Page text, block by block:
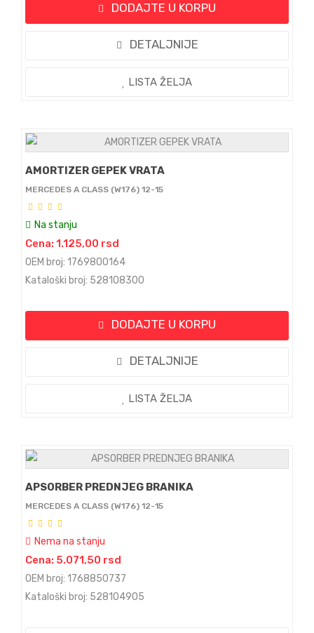
DODAJTE U KORPU
DETALJNIJE
LISTA ŽELJA
AMORTIZER GEPEK VRATA
MERCEDES A CLASS (W176) 12-15
Na stanju
Cena: 1.125,00 rsd
OEM broj: 1769800164
Kataloški broj: 528108300
DODAJTE U KORPU
DETALJNIJE
LISTA ŽELJA
APSORBER PREDNJEG BRANIKA
MERCEDES A CLASS (W176) 12-15
Nema na stanju
Cena: 5.071,50 rsd
OEM broj: 1768850737
Kataloški broj: 528104905